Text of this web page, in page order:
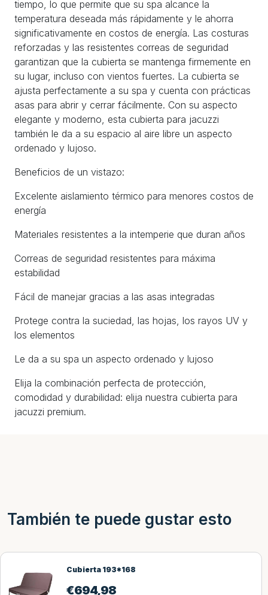
tiempo, lo que permite que su spa alcance la
temperatura deseada más rápidamente y le ahorra
significativamente en costos de energía. Las costuras
reforzadas y las resistentes correas de seguridad
garantizan que la cubierta se mantenga firmemente en
su lugar, incluso con vientos fuertes. La cubierta se
ajusta perfectamente a su spa y cuenta con prácticas
asas para abrir y cerrar fácilmente. Con su aspecto
elegante y moderno, esta cubierta para jacuzzi
también le da a su espacio al aire libre un aspecto
ordenado y lujoso.
Beneficios de un vistazo:
Excelente aislamiento térmico para menores costos de
energía
Materiales resistentes a la intemperie que duran años
Correas de seguridad resistentes para máxima
estabilidad
Fácil de manejar gracias a las asas integradas
Protege contra la suciedad, las hojas, los rayos UV y
los elementos
Le da a su spa un aspecto ordenado y lujoso
Elija la combinación perfecta de protección,
comodidad y durabilidad: elija nuestra cubierta para
jacuzzi premium.
También te puede gustar esto
Cubierta 193*168
€694,98